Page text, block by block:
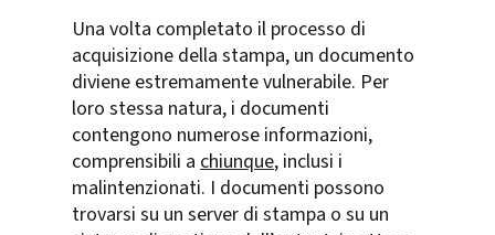
Una volta completato il processo di
acquisizione della stampa, un documento
diviene estremamente vulnerabile. Per
loro stessa natura, i documenti
contengono numerose informazioni,
comprensibili a chiunque, inclusi i
malintenzionati. I documenti possono
trovarsi su un server di stampa o su un